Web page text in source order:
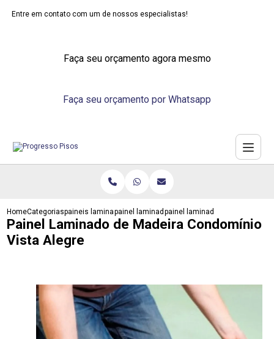
Entre em contato com um de nossos especialistas!
Faça seu orçamento agora mesmo
Faça seu orçamento por Whatsapp
HomeCategoriaspaineis laminadospainel laminado de madeirapainel laminado de madeira
Painel Laminado de Madeira Condomínio
Vista Alegre